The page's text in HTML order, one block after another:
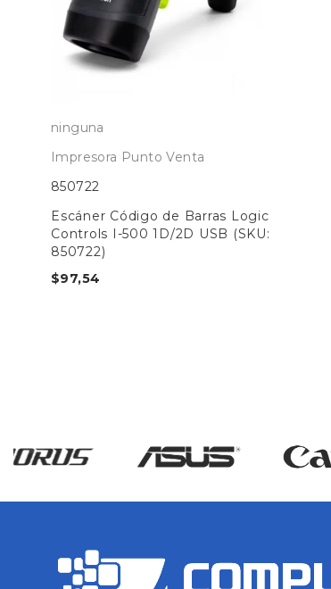
ninguna
Impresora Punto Venta
850722
Escáner Código de Barras Logic
Controls I-500 1D/2D USB (SKU:
850722)
$97,54